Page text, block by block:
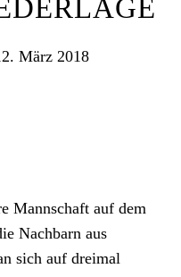
März 2018
Mannschaft auf dem
Nachbarn aus
sich auf dreimal